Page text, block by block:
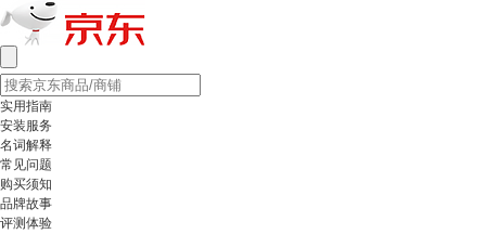
实用指南
安装服务
名词解释
常见问题
购买须知
品牌故事
评测体验